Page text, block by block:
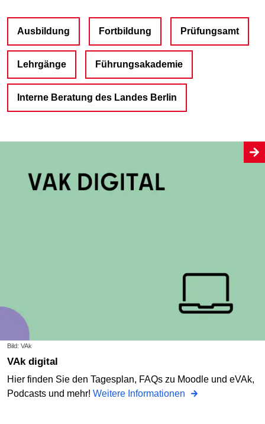
Ausbildung Fortbildung Prüfungsamt
Lehrgänge Führungsakademie
Interne Beratung des Landes Berlin
Bild: VAk
VAk digital
Hier finden Sie den Tagesplan, FAQs zu Moodle und eVAk,
Podcasts und mehr! Weitere Informationen